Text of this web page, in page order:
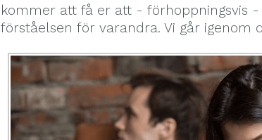
kommer att få er att - förhoppningsvis
förståelsen för varandra. Vi går igenom